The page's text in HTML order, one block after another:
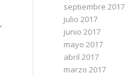
septiembre 2017
julio 2017
junio 2017
mayo 2017
abril 2017
marzo 2017